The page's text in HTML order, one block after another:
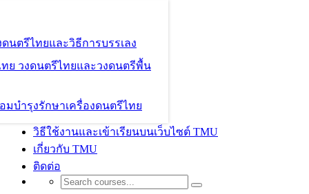
ดนตรีไทยและวิธีการบรรเลง
ทย วงดนตรีไทยและวงดนตรีพื้น
มบำรุงรักษาเครื่องดนตรีไทย
วิธีใช้งานและเข้าเรียนบนเว็บไซต์ TMU
เกี่ยวกับ TMU
ติดต่อ